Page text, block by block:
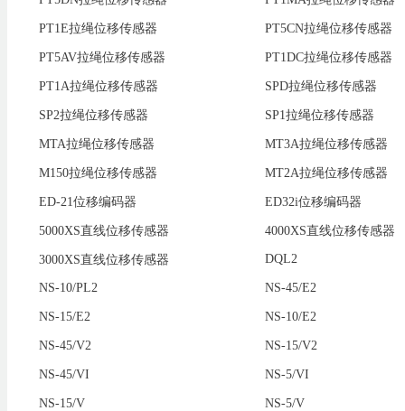
PT1E拉绳位移传感器 PT5CN拉绳位移传感器
PT5AV拉绳位移传感器 PT1DC拉绳位移传感器
PT1A拉绳位移传感器 SPD拉绳位移传感器
SP2拉绳位移传感器 SP1拉绳位移传感器
MTA拉绳位移传感器 MT3A拉绳位移传感器
M150拉绳位移传感器 MT2A拉绳位移传感器
ED-21位移编码器 ED32i位移编码器
5000XS直线位移传感器 4000XS直线位移传感器
3000XS直线位移传感器 DQL2
NS-10/PL2 NS-45/E2
NS-15/E2 NS-10/E2
NS-45/V2 NS-15/V2
NS-45/VI NS-5/VI
NS-15/V NS-5/V